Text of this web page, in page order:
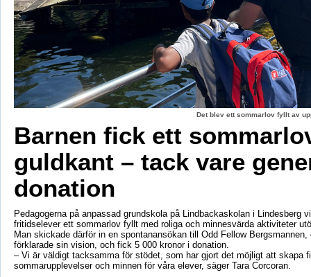
Det blev ett sommarlov fyllt av
Barnen fick ett
guldkant – tack vare
donation
Pedagogerna på anpassad grundskola på Lindbackaskolan i Lindesberg
fritidselever ett sommarlov fyllt med roliga och minnesvärda aktiviteter
Man skickade därför in en spontanansökan till Odd Fellow Bergsmannen,
förklarade sin vision, och fick 5 000 kronor i donation.
– Vi är väldigt tacksamma för stödet, som har gjort det möjligt att skapa
sommarupplevelser och minnen för våra elever, säger Tara Corcoran.